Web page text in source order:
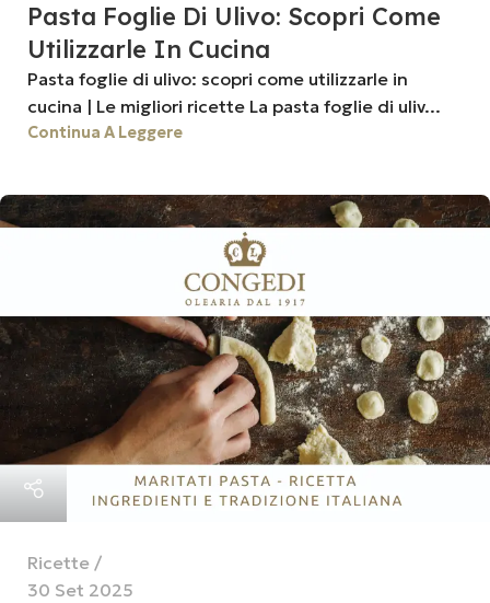
Pasta Foglie Di Ulivo: Scopri Come
Utilizzarle In Cucina
Pasta foglie di ulivo: scopri come utilizzarle in
cucina | Le migliori ricette La pasta foglie di uliv...
Continua A Leggere
Ricette
30 Set 2025